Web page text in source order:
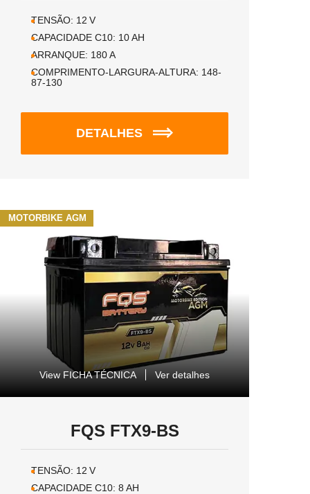
TENSÃO: 12 V
CAPACIDADE C10: 10AH
ARRANQUE: 180A
COMPRIMENTO-LARGURA-ALTURA: 148-
87-130
DETALHES
MOTORBIKE AGM
View FICHA TÉCNICA Ver detalhes
FQS FTX9-BS
TENSÃO: 12 V
CAPACIDADE C10: 8 AH